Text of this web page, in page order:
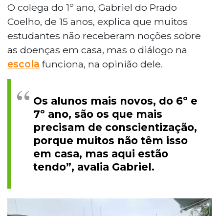
O colega do 1º ano, Gabriel do Prado
Coelho, de 15 anos, explica que muitos
estudantes não receberam noções sobre
as doenças em casa, mas o diálogo na
escola funciona, na opinião dele.
Os alunos mais novos, do 6º e
7º ano, são os que mais
precisam de conscientização,
porque muitos não têm isso
em casa, mas aqui estão
tendo”, avalia Gabriel.